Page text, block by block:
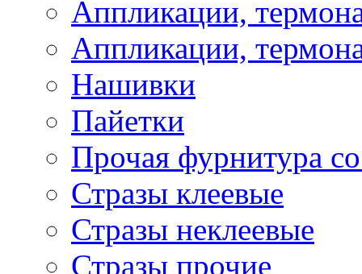
Аппликации,
Аппликации,
Нашивки
Пайетки
Прочая фурнитура
Стразы клеевые
Стразы неклеевые
Стразы прочие